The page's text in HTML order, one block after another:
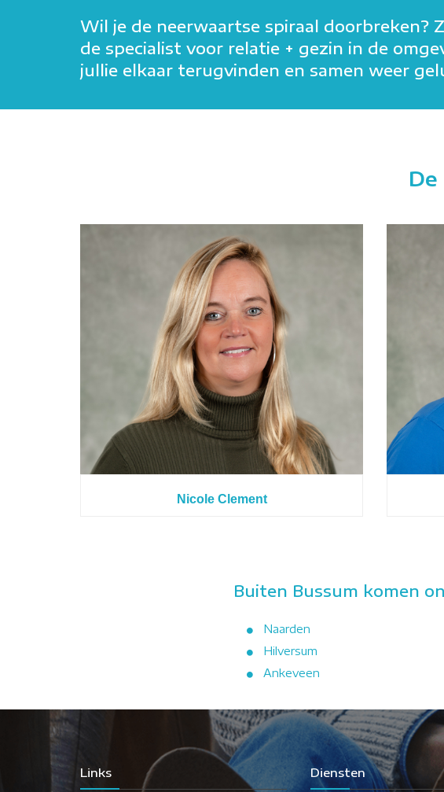
Wil je de neerwaartse spiraal doorbreken?
de specialist voor relatie + gezin in de
jullie elkaar terugvinden en samen weer
Nicole Clement
Buiten Bussum komen
Naarden
Hilversum
Ankeveen
Links Diensten